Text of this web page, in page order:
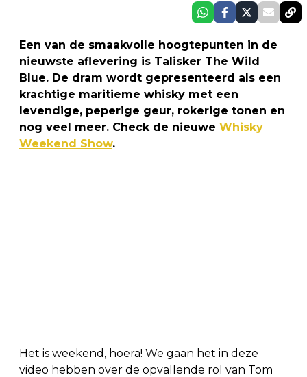
Een van de smaakvolle hoogtepunten in de
nieuwste aflevering is Talisker The Wild
Blue. De dram wordt gepresenteerd als een
krachtige maritieme whisky met een
levendige, peperige geur, rokerige tonen en
nog veel meer. Check de nieuwe Whisky
Weekend Show.
Het is weekend, hoera! We gaan het in deze
video hebben over de opvallende rol van Tom